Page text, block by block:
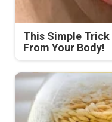
This Simple
From Your Body!